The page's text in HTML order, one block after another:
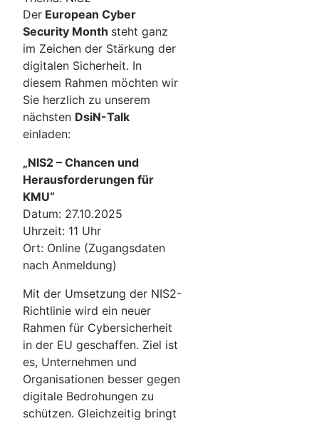
Der European Cyber
Security Month steht ganz
im Zeichen der Stärkung der
digitalen Sicherheit. In
diesem Rahmen möchten wir
Sie herzlich zu unserem
nächsten DsiN-Talk
einladen:
„NIS2 – Chancen und
Herausforderungen für
KMU“
Datum: 27.10.2025
Uhrzeit: 11 Uhr
Ort: Online (Zugangsdaten
nach Anmeldung)
Mit der Umsetzung der NIS2-
Richtlinie wird ein neuer
Rahmen für Cybersicherheit
in der EU geschaffen. Ziel ist
es, Unternehmen und
Organisationen besser gegen
digitale Bedrohungen zu
schützen. Gleichzeitig bringt